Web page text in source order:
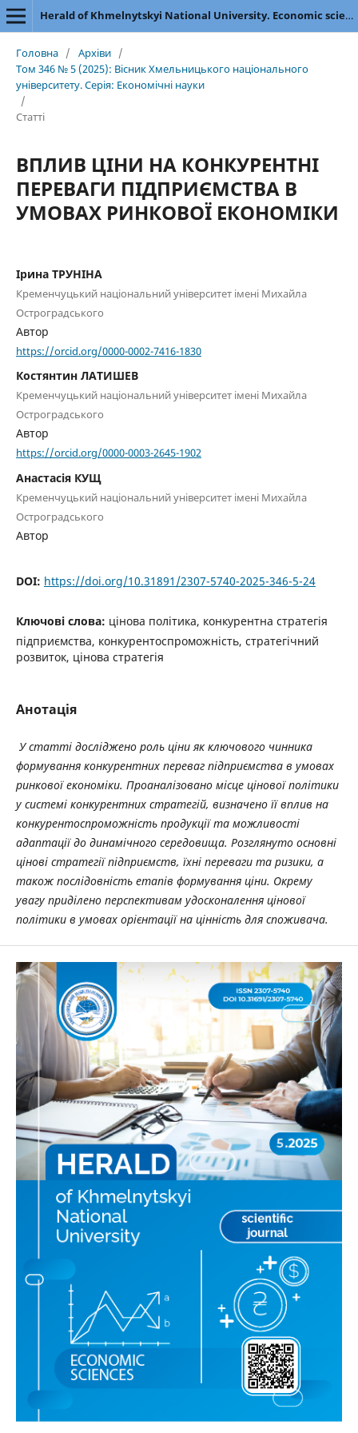
Herald of Khmelnytskyi National University. Economic sciences
Головна / Архіви /
Том 346 № 5 (2025): Вісник Хмельницького національного
університету. Серія: Економічні науки
/
Статті
ВПЛИВ ЦІНИ НА КОНКУРЕНТНІ
ПЕРЕВАГИ ПІДПРИЄМСТВА В
УМОВАХ РИНКОВОЇ ЕКОНОМІКИ
Ірина ТРУНІНА
Кременчуцький національний університет імені Михайла
Остроградського
Автор
https://orcid.org/0000-0002-7416-1830
Костянтин ЛАТИШЕВ
Кременчуцький національний університет імені Михайла
Остроградського
Автор
https://orcid.org/0000-0003-2645-1902
Анастасія КУЩ
Кременчуцький національний університет імені Михайла
Остроградського
Автор
DOI: https://doi.org/10.31891/2307-5740-2025-346-5-24
Ключові слова: цінова політика, конкурентна стратегія
підприємства, конкурентоспроможність, стратегічний
розвиток, цінова стратегія
Анотація
У статті досліджено роль ціни як ключового чинника
формування конкурентних переваг підприємства в умовах
ринкової економіки. Проаналізовано місце цінової політики
у системі конкурентних стратегій, визначено її вплив на
конкурентоспроможність продукції та можливості
адаптації до динамічного середовища. Розглянуто основні
цінові стратегії підприємств, їхні переваги та ризики, а
також послідовність етапів формування ціни. Окрему
увагу приділено перспективам удосконалення цінової
політики в умовах орієнтації на цінність для споживача.